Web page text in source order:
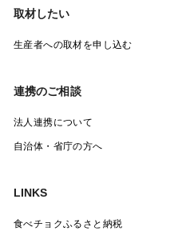
取材したい
生産者への取材を申し込む
連携のご相談
法人連携について
自治体・省庁の方へ
LINKS
食べチョクふるさと納税